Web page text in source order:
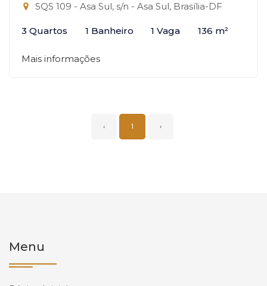
SQS 109 - Asa Sul, s/n - Asa Sul, Brasília-DF
3 Quartos 1 Banheiro 1 Vaga 136 m²
Mais informações
‹ 1 ›
Menu